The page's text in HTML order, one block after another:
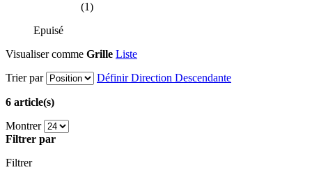
(1)
Epuisé
Visualiser comme Grille Liste
Trier par
Définir Direction Descendante
6 article(s)
Montrer
Filtrer par
Filtrer